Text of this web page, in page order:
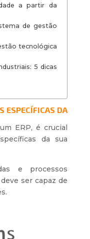
a partir da
de gestão
tecnológica
5 dicas
ESPECÍFICAS DA
ERP, é crucial
da sua
e processos
ser capaz de